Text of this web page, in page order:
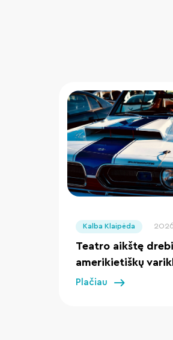
Kalba Klaipėda
Teatro aikštę
amerikietiškų
Plačiau